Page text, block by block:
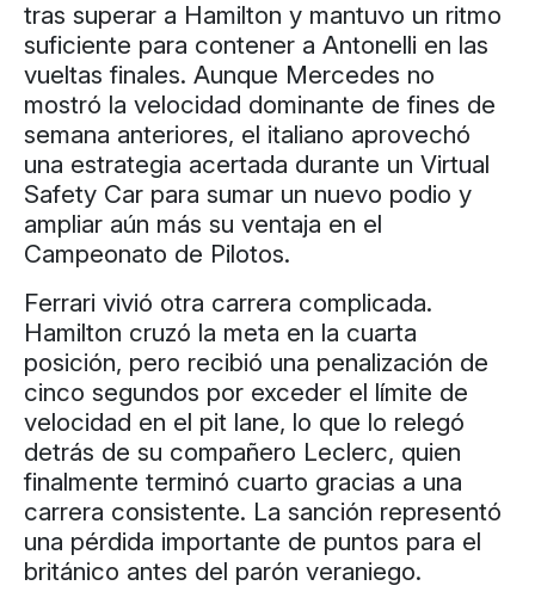
tras superar a Hamilton y mantuvo un ritmo
suficiente para contener a Antonelli en las
vueltas finales. Aunque Mercedes no
mostró la velocidad dominante de fines de
semana anteriores, el italiano aprovechó
una estrategia acertada durante un Virtual
Safety Car para sumar un nuevo podio y
ampliar aún más su ventaja en el
Campeonato de Pilotos.
Ferrari vivió otra carrera complicada.
Hamilton cruzó la meta en la cuarta
posición, pero recibió una penalización de
cinco segundos por exceder el límite de
velocidad en el pit lane, lo que lo relegó
detrás de su compañero Leclerc, quien
finalmente terminó cuarto gracias a una
carrera consistente. La sanción representó
una pérdida importante de puntos para el
británico antes del parón veraniego.